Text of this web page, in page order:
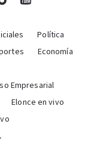
Política
Economía
Empresarial
Elonce en vivo